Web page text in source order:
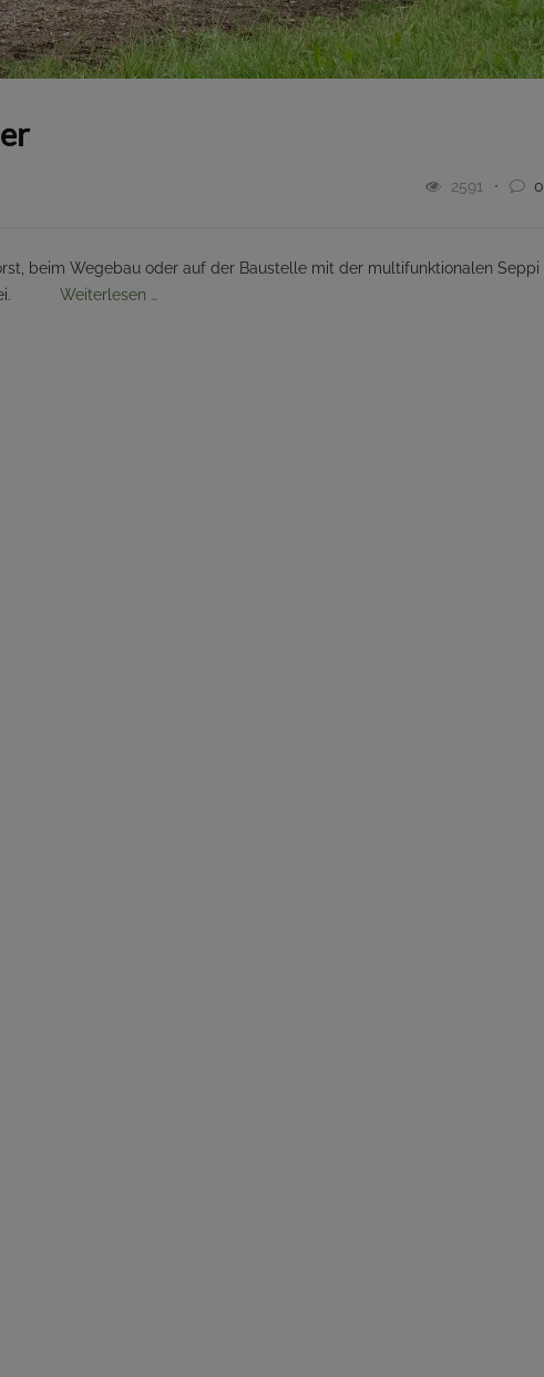
2591 0
beim Wegebau oder auf der Baustelle mit der multifunktionalen Seppi
Weiterlesen …